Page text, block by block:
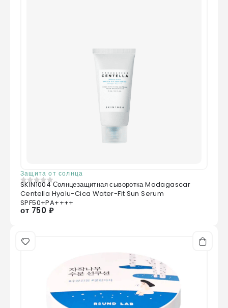
Защита от солнца
0из 5
SKIN1004 Солнцезащитная сыворотка Madagascar
Centella Hyalu-Cica Water-Fit Sun Serum
SPF50+PA++++
от 750 ₽